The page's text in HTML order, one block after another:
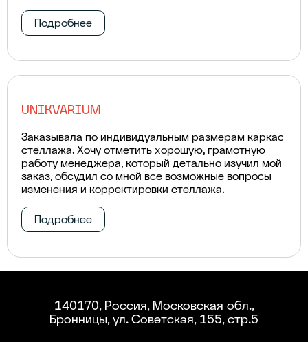
Подробнее
UNIKVARIUM
Заказывала по индивидуальным размерам каркас
стеллажа. Хочу отметить хорошую, грамотную
работу менеджера, который детально изучил мой
заказ, обсудил со мной все возможные вопросы
изменения и корректировки стеллажа.
Подробнее
140170, Россия, Московская обл.,
Бронницы, ул. Советская, 155, стр.5